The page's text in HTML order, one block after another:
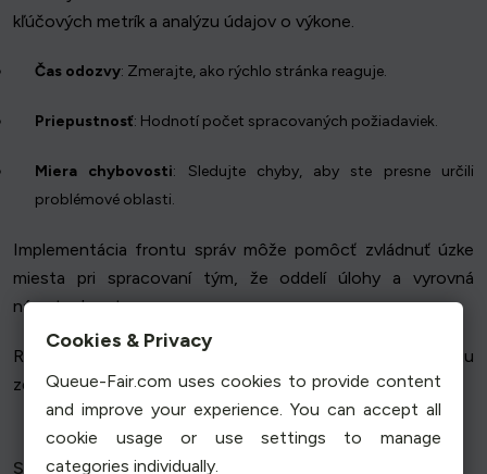
kľúčových metrík a analýzu údajov o výkone.
Čas odozvy: Zmerajte, ako rýchlo stránka reaguje.
Priepustnosť: Hodnotí počet spracovaných požiadaviek.
Miera chybovosti: Sledujte chyby, aby ste presne určili
problémové oblasti.
Implementácia frontu správ môže pomôcť zvládnuť úzke
miesta pri spracovaní tým, že oddelí úlohy a vyrovná
nárasty dopytu.
Riešenie problematických miest zabezpečuje optimalizáciu
zdrojov a bezproblémovú prácu používateľov.
Stratégie plánovania kapacity
Cookies & Privacy
Queue-Fair.com uses cookies to provide content
and improve your experience. You can accept all
cookie usage or use settings to manage
categories individually.